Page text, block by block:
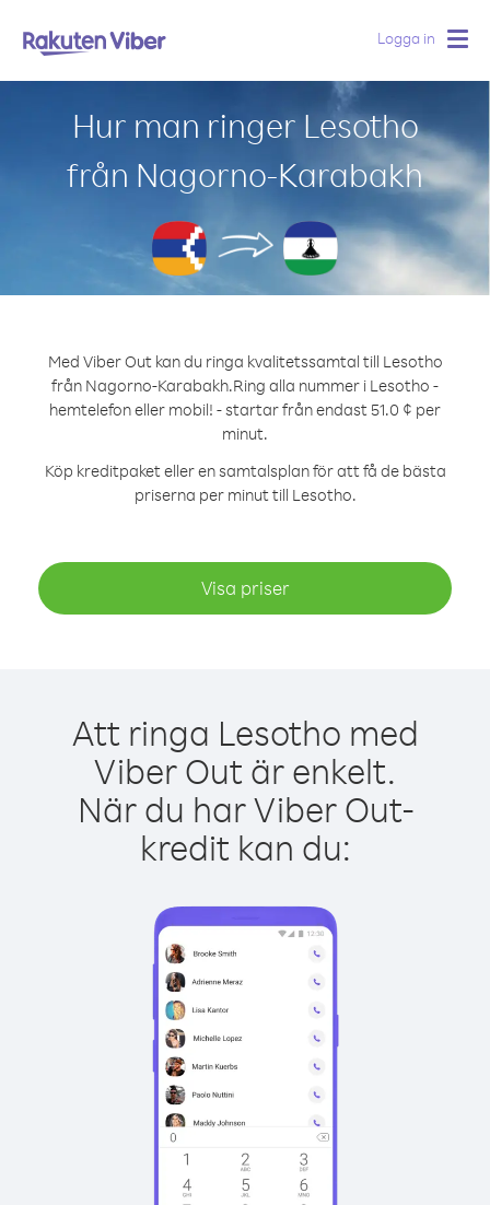
Logga in
Hur man ringer Lesotho
från Nagorno-Karabakh
Med Viber Out kan du ringa kvalitetssamtal till Lesotho
från Nagorno-Karabakh.Ring alla nummer i Lesotho -
hemtelefon eller mobil! - startar från endast 51.0 ¢ per
minut.
Köp kreditpaket eller en samtalsplan för att få de bästa
priserna per minut till Lesotho.
Visa priser
Att ringa Lesotho med
Viber Out är enkelt.
När du har Viber Out-
kredit kan du: